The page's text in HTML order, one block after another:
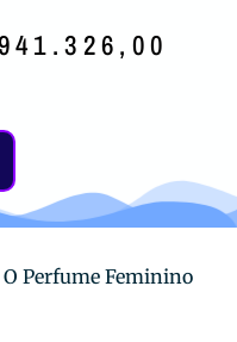
Perfume Feminino